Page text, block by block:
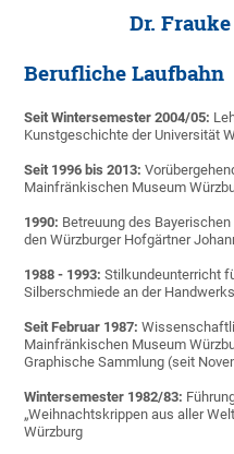
Dr.
Berufliche Laufbahn
Seit Wintersemester 2004/05:
Kunstgeschichte der Universität
Seit 1996 bis 2013:
Mainfränkischen Museum
1990: Betreuung des
den Würzburger Hofgärtner
1988 - 1993:Stilkundeunterricht
Silberschmiede an der
Seit Februar 1987:
Mainfränkischen Museum
Graphische Sammlung (seit
Wintersemester 1982/83:
„Weihnachtskrippen aus aller
Würzburg